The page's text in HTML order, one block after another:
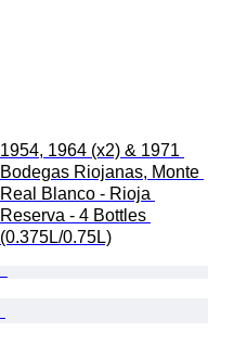
1954, 1964 (x2) & 1971
Bodegas Riojanas, Monte
Real Blanco - Rioja
Reserva - 4 Bottles
(0.375L/0.75L)